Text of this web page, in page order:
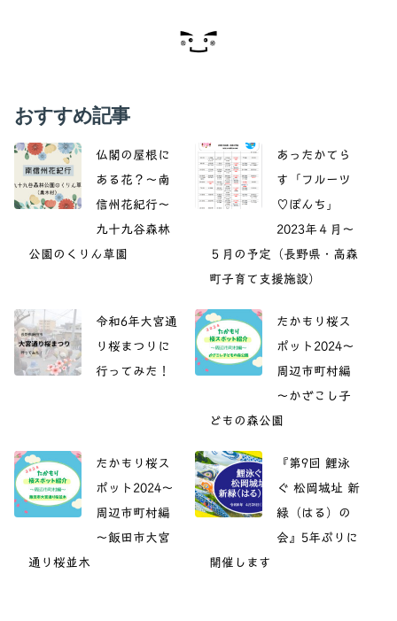
おすすめ記事
仏閣の屋根に
ある花？～南
信州花紀行～
九十九谷森林
公園のくりん草園
あったかてら
す「フルーツ
♡ぽんち」
2023年４月～
５月の予定（長野県・高森
町子育て支援施設）
令和6年大宮通
り桜まつりに
行ってみた！
たかもり桜ス
ポット2024～
周辺市町村編
～かざこし子
どもの森公園
たかもり桜ス
ポット2024～
周辺市町村編
～飯田市大宮
通り桜並木
『第9回 鯉泳
ぐ 松岡城址 新
緑（はる）の
会』5年ぶりに
開催します